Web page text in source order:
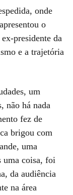
onde
o
presidente da
e a trajetória
um
não há nada
fez de
brigou com
uma
uma coisa, foi
da audiência
na área